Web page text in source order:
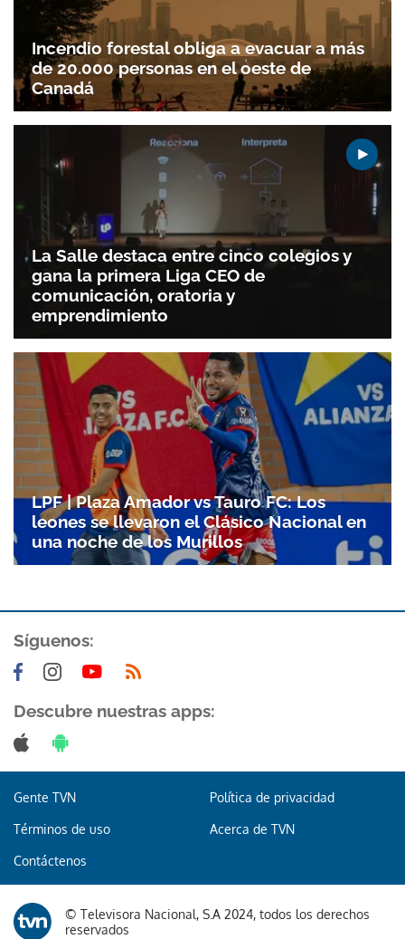
Gracias por suscribirte a nuestro boletín.
ACEPTAR
Incendio forestal obliga a evacuar a más
de 20.000 personas en el oeste de
Canadá
La Salle destaca entre cinco colegios y
gana la primera Liga CEO de
comunicación, oratoria y
emprendimiento
LPF | Plaza Amador vs Tauro FC: Los
leones se llevaron el Clásico Nacional en
una noche de los Murillos
Síguenos:
Descubre nuestras apps:
Gente TVN Política de privacidad
Términos de uso Acerca de TVN
Contáctenos
© Televisora Nacional, S.A 2024, todos los derechos
reservados